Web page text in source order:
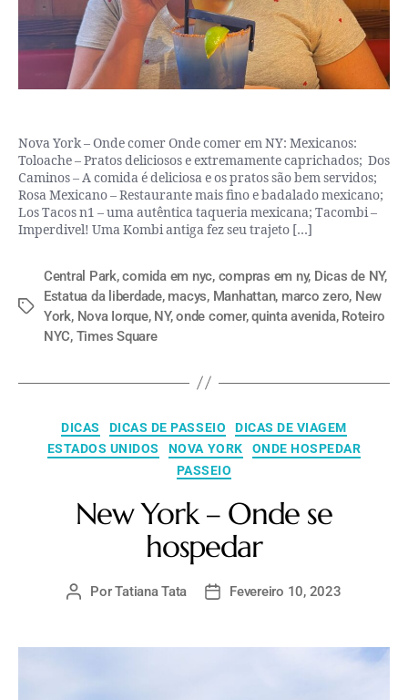
Nova York – Onde comer Onde comer em NY: Mexicanos:
Toloache – Pratos deliciosos e extremamente caprichados; Dos
Caminos – A comida é deliciosa e os pratos são bem servidos;
Rosa Mexicano – Restaurante mais fino e badalado mexicano;
Los Tacos n1 – uma autêntica taqueria mexicana; Tacombi –
Imperdivel! Uma Kombi antiga fez seu trajeto […]
Central Park,comida em nyc, compras em ny, Dicas de NY,
Estatua da liberdade, macys, Manhattan, marco zero, New
York, Nova Iorque, NY,onde comer,quinta avenida, Roteiro
NYC, Times Square
DICAS DICAS DE PASSEIO
DICAS DE VIAGEM
ESTADOS UNIDOS
NOVA YORK
ONDE HOSPEDAR
PASSEIO
New York – Onde se
hospedar
PorTatiana Tata Fevereiro 10, 2023